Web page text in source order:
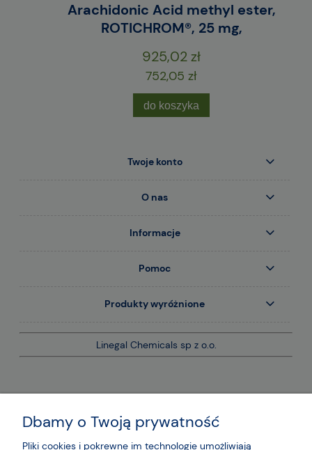
Arachidonic Acid methyl ester,
ROTICHROM®, 25 mg,
925,02 zł
752,05 zł
do koszyka
Twoje konto
O nas
Informacje
Pomoc
Produkty wyróżnione
Linegal Chemicals sp z o.o.
Dbamy o Twoją prywatność
Pliki cookies i pokrewne im technologie umożliwiają